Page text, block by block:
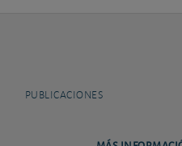
PUBLICACIONES